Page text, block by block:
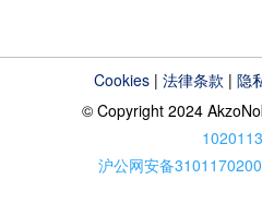
Cookies |法律条款 |隐
© Copyright 2024
沪公网安备